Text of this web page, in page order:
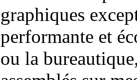
graphiques
performante et
ou la